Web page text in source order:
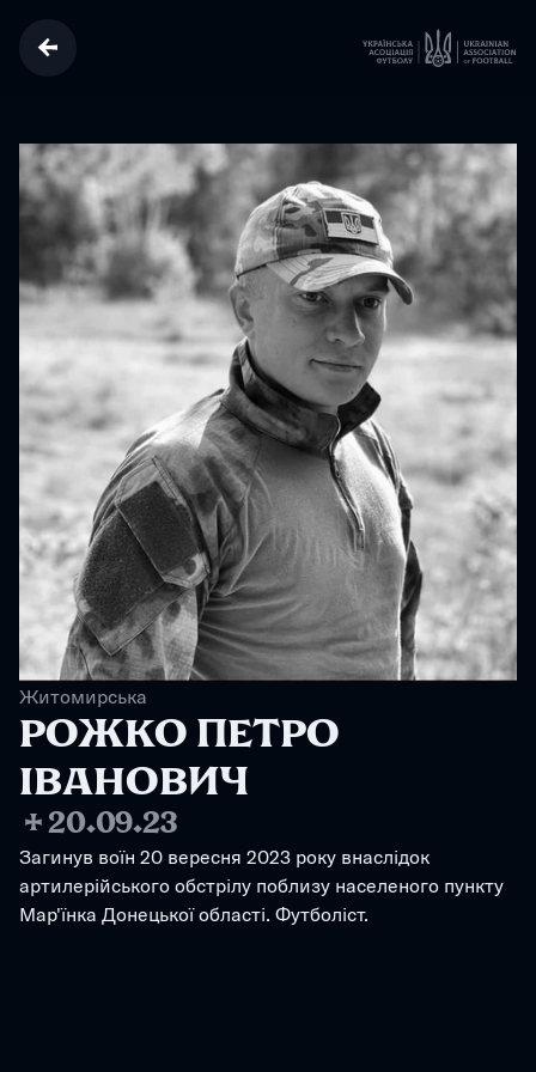
Житомирська
РОЖКО ПЕТРО
ІВАНОВИЧ
✢20.09.23
Загинув воїн 20 вересня 2023 року внаслідок
артилерійського обстрілу поблизу населеного пункту
Мар'їнка Донецької області. Футболіст.